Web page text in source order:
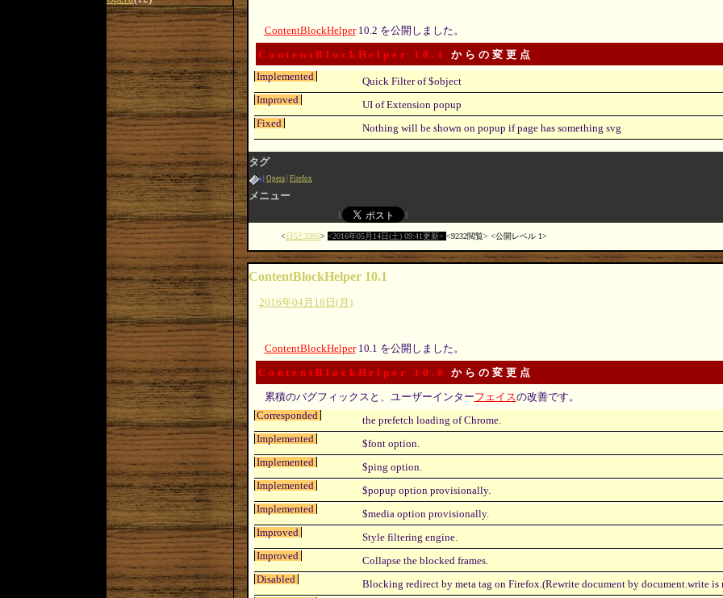
ContentBlockHelper10.2 を公開しました。
ContentBlockHelper 10.1
からの変更点
Implemented
Quick Filter of $object
Improved
UI of Extension popup
Fixed
Nothing will be shown on popup if page has something svg
タグ
Opera Firefox
メニュー
日記:3395 2016年05月14日(土) 09:41更新 9232閲覧 公開レベル 1
ContentBlockHelper 10.1
2016年04月18日(月)
ContentBlockHelper10.1 を公開しました。
ContentBlockHelper 10.0 からの変更点
累積のバグフィックスと、ユーザーインターフェイスの改善です。
Corresponded
the prefetch loading of Chrome.
Implemented
$font option.
Implemented
$ping option.
Implemented
$popup option provisionally.
Implemented
$media option provisionally.
Improved
Style filtering engine.
Improved
Collapse the blocked frames.
Disabled
Blocking redirect by meta tag on Firefox.(Rewrite document by document.write is